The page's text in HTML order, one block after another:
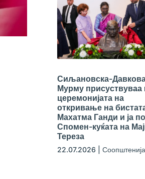
Сиљановска-
Мурму присуствуваа
церемонијата на
откривање на
Махатма Ганди и ја
Спомен-куќата на
Тереза
22.07.2026 Соопштенија